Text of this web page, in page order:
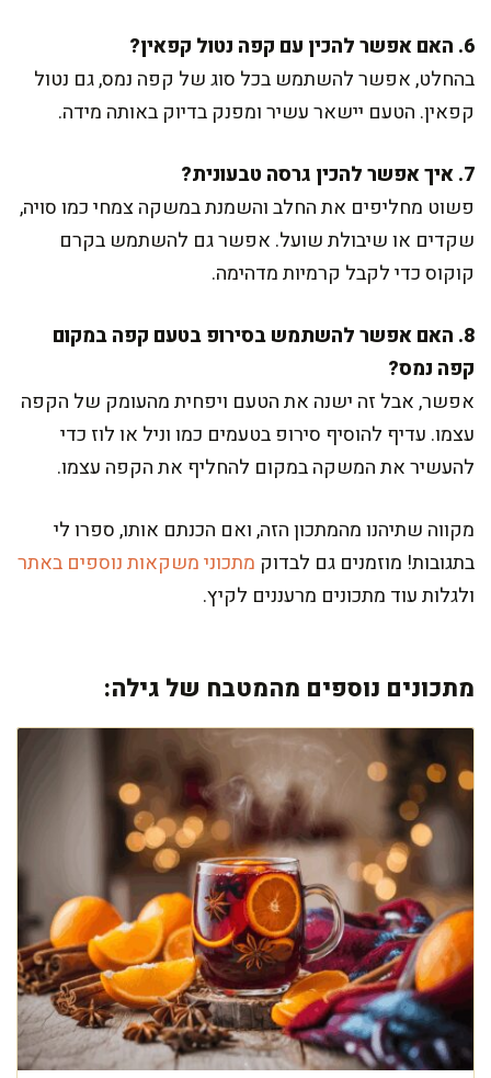
6. האם אפשר להכין עם קפה נטול קפאין?
בהחלט, אפשר להשתמש בכל סוג של קפה נמס, גם נטול
קפאין. הטעם יישאר עשיר ומפנק בדיוק באותה מידה.
7. איך אפשר להכין גרסה טבעונית?
פשוט מחליפים את החלב והשמנת במשקה צמחי כמו סויה,
שקדים או שיבולת שועל. אפשר גם להשתמש בקרם
קוקוס כדי לקבל קרמיות מדהימה.
8. האם אפשר להשתמש בסירופ בטעם קפה במקום
קפה נמס?
אפשר, אבל זה ישנה את הטעם ויפחית מהעומק של הקפה
עצמו. עדיף להוסיף סירופ בטעמים כמו וניל או לוז כדי
להעשיר את המשקה במקום להחליף את הקפה עצמו.
מקווה שתיהנו מהמתכון הזה, ואם הכנתם אותו, ספרו לי
בתגובות! מוזמנים גם לבדוק מתכוני משקאות נוספים באתר
ולגלות עוד מתכונים מרעננים לקיץ.
מתכונים נוספים מהמטבח של גילה: